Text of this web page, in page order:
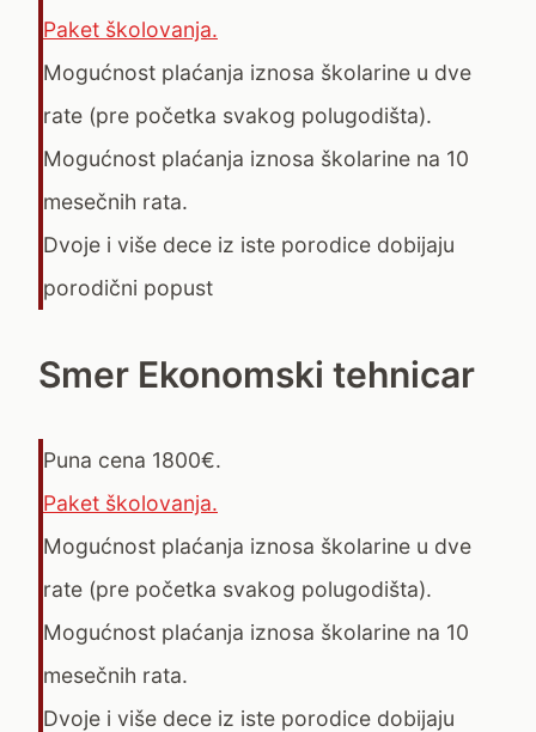
Paket školovanja.
Mogućnost plaćanja iznosa školarine u dve
rate (pre početka svakog polugodišta).
Mogućnost plaćanja iznosa školarine na 10
mesečnih rata.
Dvoje i više dece iz iste porodice dobijaju
porodični popust
Smer Ekonomski tehnicar
Puna cena 1800€.
Paket školovanja.
Mogućnost plaćanja iznosa školarine u dve
rate (pre početka svakog polugodišta).
Mogućnost plaćanja iznosa školarine na 10
mesečnih rata.
Dvoje i više dece iz iste porodice dobijaju